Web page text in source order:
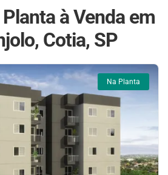
à Venda em
Cotia, SP
Na Planta